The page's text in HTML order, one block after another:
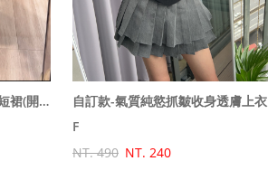
自訂款-超心機側拉鍊開衩短裙(開衩程度自行調整)
自訂款-氣質純慾抓皺收身透膚上衣
F
NT. 490 NT. 240